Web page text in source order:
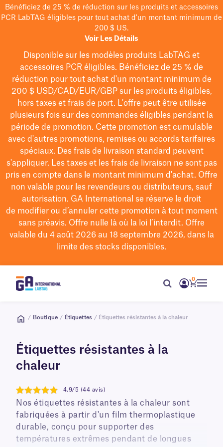
Bénéficiez de 25 % de réduction sur les produits et accessoires
PCR LabTAG éligibles pour tout achat d'un montant minimum de
200 $ US.
Voir Les Détails
Disponible sur les modèles produits LabTAG et
accessoires PCR éligibles. Bénéficiez de 25 % de
réduction pour tout achat d'un montant minimum de
200 $USD/CAD/EUR/GBPsur les produits éligibles,
hors taxes et frais de port. L'offre peut être utilisée
plusieurs fois sur des commandes éligibles pendant la
période de promotion. Cette promotion est cumulable
avec d'autres promotions, remises ou accords tarifaires
spéciaux. Des frais de livraison standard peuvent
s'appliquer. Les taxes et les frais de livraison ne sont pas
pris en compte dans le montant minimum d'achat. Offre
non valable pour les revendeurs ou distributeurs, sauf
autorisation. GA International se réserve le droit
de modifierou d’annuler cette promotion à tout moment
sans préavis. Offre nulle là où la loi l’interdit. Offre
valable du 4 août 2026 au 18 septembre 2026, dans la
limite des stocks disponibles.
0
/ Boutique / Étiquettes / Étiquettes résistantes à la chaleur
Étiquettes résistantes à la
chaleur
4.9
4,9/5 (44 avis)
Nos étiquettes résistantes à la chaleur sont
fabriquées à partir d'un film thermoplastique
durable, conçu pour supporter des
températures extrêmes pendant de longues